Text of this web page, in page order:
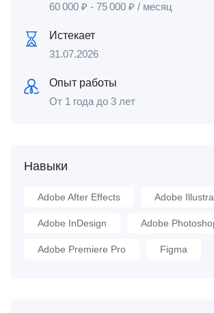
60 000 ₽ - 75 000 ₽ / месяц
Истекает
31.07.2026
Опыт работы
От 1 года до 3 лет
Навыки
Adobe After Effects Adobe
Adobe InDesign Adobe
Adobe Premiere Pro Figma